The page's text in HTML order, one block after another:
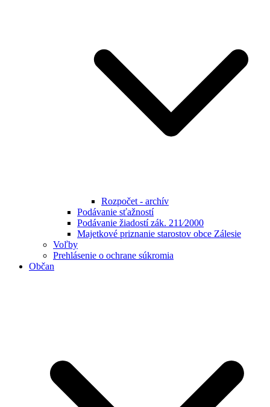
Rozpočet - archív
Podávanie sťažností
Podávanie žiadostí zák. 211⁄2000
Majetkové priznanie starostov obce Zálesie
Voľby
Prehlásenie o ochrane súkromia
Občan